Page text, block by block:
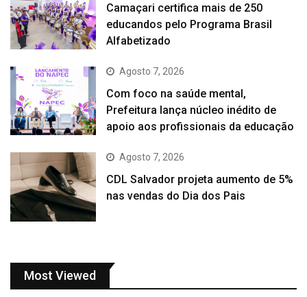
Camaçari certifica mais de 250
educandos pelo Programa Brasil
Alfabetizado
Agosto 7, 2026
Com foco na saúde mental,
Prefeitura lança núcleo inédito de
apoio aos profissionais da educação
Agosto 7, 2026
CDL Salvador projeta aumento de 5%
nas vendas do Dia dos Pais
Most Viewed